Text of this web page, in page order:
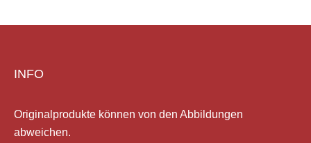
INFO
Originalprodukte können von den Abbildungen
abweichen.